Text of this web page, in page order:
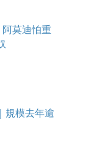
莫迪怕重
規模去年逾